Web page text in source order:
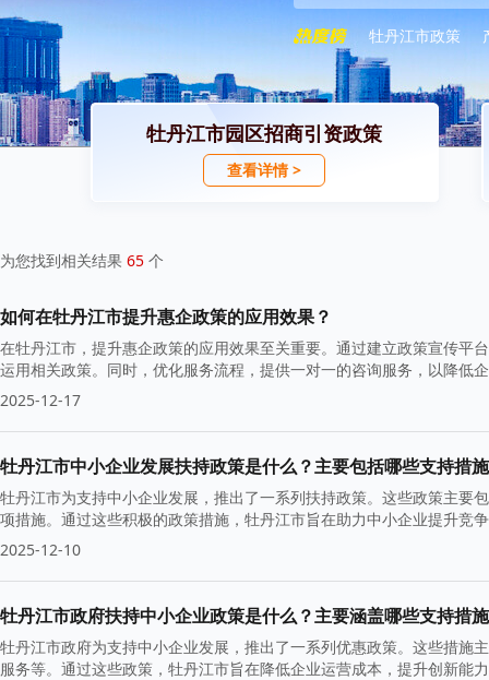
牡丹江市政策
牡丹江市园区招商引资政策
查看详情 >
为您找到相关结果 65 个
如何在牡丹江市提升惠企政策的应用效果？
在牡丹江市，提升惠企政策的应用效果至关重要。通过建立政策宣传平
运用相关政策。同时，优化服务流程，提供一对一的咨询服务，以降低
策调整提供依据，从而实现更加精准的扶持。
2025-12-17
牡丹江市中小企业发展扶持政策是什么？主要包括哪些支持措
牡丹江市为支持中小企业发展，推出了一系列扶持政策。这些政策主要
项措施。通过这些积极的政策措施，牡丹江市旨在助力中小企业提升竞
2025-12-10
牡丹江市政府扶持中小企业政策是什么？主要涵盖哪些支持措
牡丹江市政府为支持中小企业发展，推出了一系列优惠政策。这些措施
服务等。通过这些政策，牡丹江市旨在降低企业运营成本，提升创新能